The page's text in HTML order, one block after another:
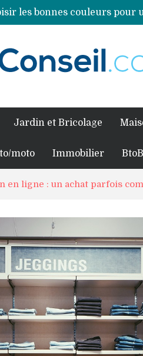
les bonnes couleurs pour
un van Volkswagen ?
un professionnel pour
Jardin et Bricolage
moto Immobilier BtoB
en ligne : un achat parfois